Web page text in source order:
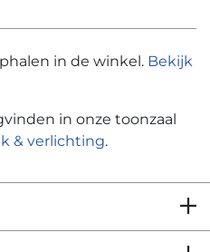
in de winkel. Bekijk
in onze toonzaal
& verlichting.